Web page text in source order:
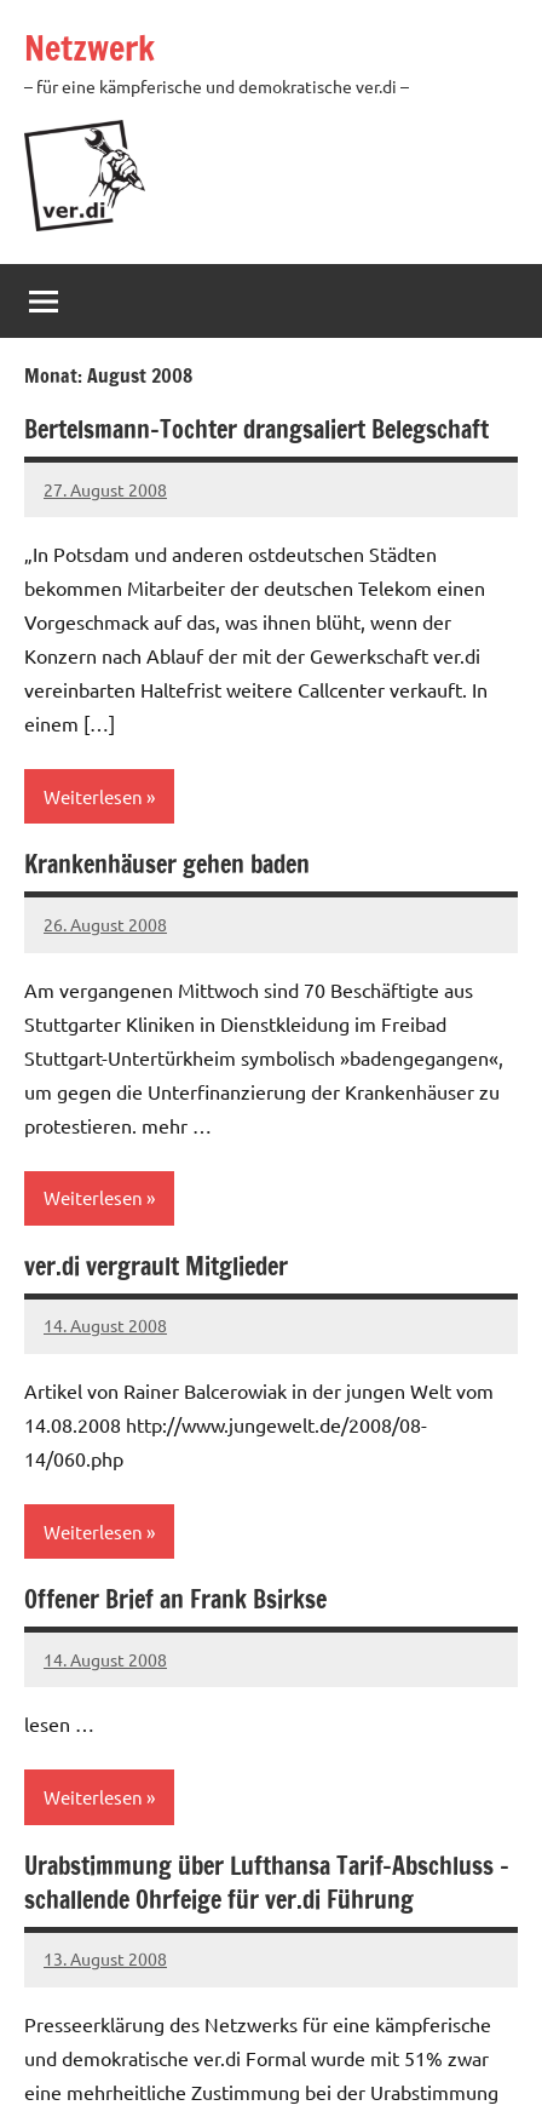
Inhalt
springen
Netzwerk
– für eine kämpferische und demokratische ver.di –
Monat:August 2008
Bertelsmann-Tochter drangsaliert Belegschaft
27. August 2008
Ilja
„In Potsdam und anderen ostdeutschen Städten
bekommen Mitarbeiter der deutschen Telekom einen
Vorgeschmack auf das, was ihnen blüht, wenn der
Konzern nach Ablauf der mit der Gewerkschaft ver.di
vereinbarten Haltefrist weitere Callcenter verkauft. In
einem […]
Weiterlesen
Allgemein
Krankenhäuser gehen baden
26. August 2008
Ilja
Am vergangenen Mittwoch sind 70 Beschäftigte aus
Stuttgarter Kliniken in Dienstkleidung im Freibad
Stuttgart-Untertürkheim symbolisch »badengegangen«,
um gegen die Unterfinanzierung der Krankenhäuser zu
protestieren. mehr …
Weiterlesen
Allgemein
Gesundheitswesen
ver.di vergrault Mitglieder
14. August 2008
Ilja
Artikel von Rainer Balcerowiak in der jungen Welt vom
14.08.2008 http://www.jungewelt.de/2008/08-
14/060.php
Weiterlesen
Allgemein
Offener Brief an Frank Bsirkse
14. August 2008
Ilja
lesen …
Weiterlesen
Allgemein
Urabstimmung über Lufthansa Tarif-Abschluss –
schallende Ohrfeige für ver.di Führung
13. August 2008
Ilja
Presseerklärung des Netzwerks für eine kämpferische
und demokratische ver.di Formal wurde mit 51% zwar
eine mehrheitliche Zustimmung bei der Urabstimmung